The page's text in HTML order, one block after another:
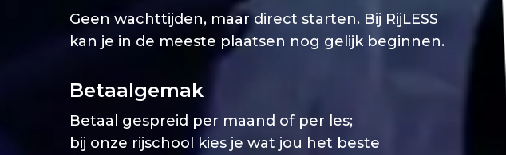
Geen wachttijden, maar direct starten. Bij RijLESS
kan je in de meeste plaatsen nog gelijk beginnen.
Betaalgemak
Betaal gespreid per maand of per les;
bij onze rijschool kies je wat jou het beste